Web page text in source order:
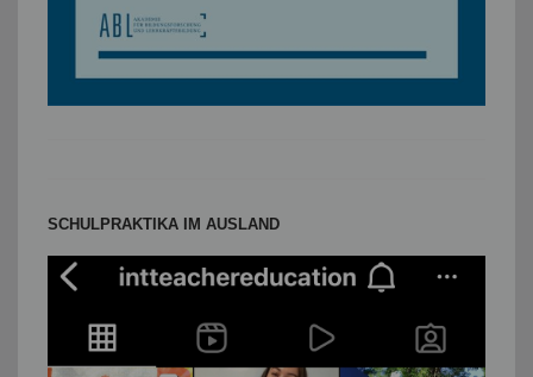
SCHULPRAKTIKA IM AUSLAND